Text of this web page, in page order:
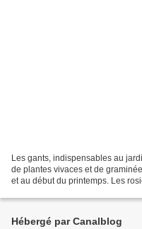
Les gants, indispensables au
de plantes vivaces et de
et au début du printemps. Les
Hébergé par Canalblog